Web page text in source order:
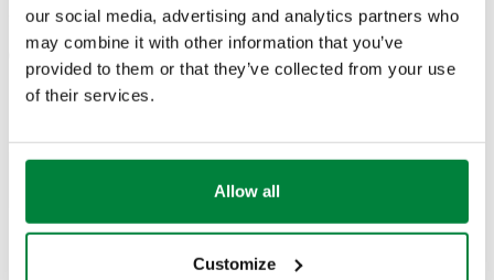
our social media, advertising and analytics partners who
may combine it with other information that you’ve
provided to them or that they’ve collected from your use
of their services.
Allow all
Customize
612050 42 m³/h